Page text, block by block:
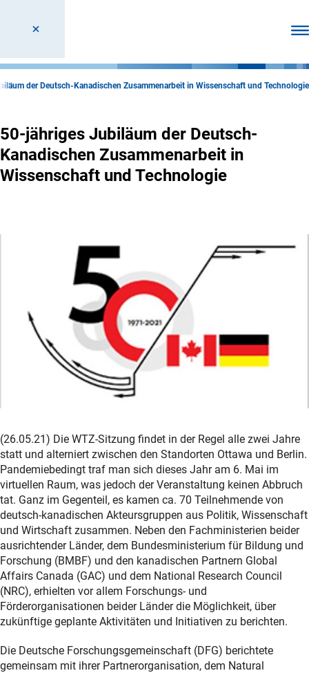
der Deutsch-Kanadischen Zusammenarbeit in Wissenschaft und Technologie
50-jähriges Jubiläum der Deutsch-
Kanadischen Zusammenarbeit in
Wissenschaft und Technologie
(26.05.21) Die WTZ-Sitzung findet in der Regel alle zwei Jahre
statt und alterniert zwischen den Standorten Ottawa und Berlin.
Pandemiebedingt traf man sich dieses Jahr am 6. Mai im
virtuellen Raum, was jedoch der Veranstaltung keinen Abbruch
tat. Ganz im Gegenteil, es kamen ca. 70 Teilnehmende von
deutsch-kanadischen Akteursgruppen aus Politik, Wissenschaft
und Wirtschaft zusammen. Neben den Fachministerien beider
ausrichtender Länder, dem Bundesministerium für Bildung und
Forschung (BMBF) und den kanadischen Partnern Global
Affairs Canada (GAC) und dem National Research Council
(NRC), erhielten vor allem Forschungs- und
Förderorganisationen beider Länder die Möglichkeit, über
zukünftige geplante Aktivitäten und Initiativen zu berichten.
Die Deutsche Forschungsgemeinschaft (DFG) berichtete
gemeinsam mit ihrer Partnerorganisation, dem Natural